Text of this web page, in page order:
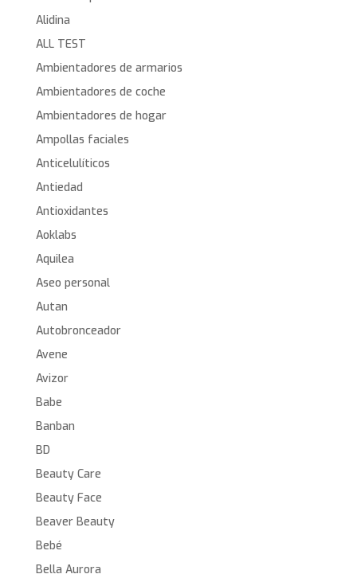
Alidina
ALL TEST
Ambientadores de armarios
Ambientadores de coche
Ambientadores de hogar
Ampollas faciales
Anticelulíticos
Antiedad
Antioxidantes
Aoklabs
Aquilea
Aseo personal
Autan
Autobronceador
Avene
Avizor
Babe
Banban
BD
Beauty Care
Beauty Face
Beaver Beauty
Bebé
Bella Aurora